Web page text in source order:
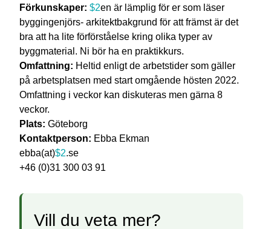
Förkunskaper: $2en är lämplig för er som läser
byggingenjörs- arkitektbakgrund för att främst är det
bra att ha lite förförståelse kring olika typer av
byggmaterial. Ni bör ha en praktikkurs.
Omfattning: Heltid enligt de arbetstider som gäller
på arbetsplatsen med start omgående hösten 2022.
Omfattning i veckor kan diskuteras men gärna 8
veckor.
Plats: Göteborg
Kontaktperson: Ebba Ekman
ebba(at)$2.se
+46 (0)31 300 03 91
Vill du veta mer?